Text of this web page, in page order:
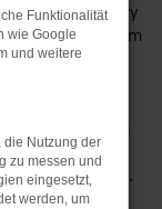
Cross Country
uns gemeinsam
über eine
und
auch Sie
für Plauen
Neuwagen.
einer
Funktionalität
wie Google
und weitere
die Nutzung der
zu messen und
eingesetzt,
werden, um